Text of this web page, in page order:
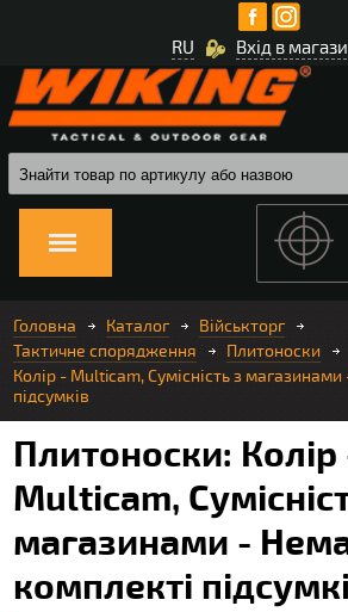
Вхід в
RU
Головна Каталог
Військторг
Тактичне спорядження
Плитоноски
Колір - Multicam, Сумісність з
підсумків
Плитоноски: Колір
Multicam,
магазинами -
комплекті